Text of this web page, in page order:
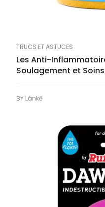
TRUCS ET ASTUCES
Les Anti-
Soulagement et Soins
BY Länkē